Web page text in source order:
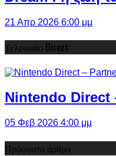
21 Απρ 2026 6:00 μμ
Τελευταίο Direct:
Nintendo Direct
05 Φεβ 2026 4:00 μμ
Πρόσφατα άρθρα